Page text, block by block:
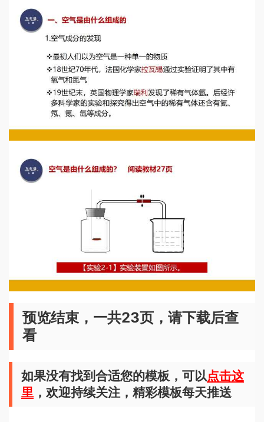
预览结束，一共23页，请下载后查
看
如果没有找到合适您的模板，可以点击这
里 ，欢迎持续关注，精彩模板每天推送